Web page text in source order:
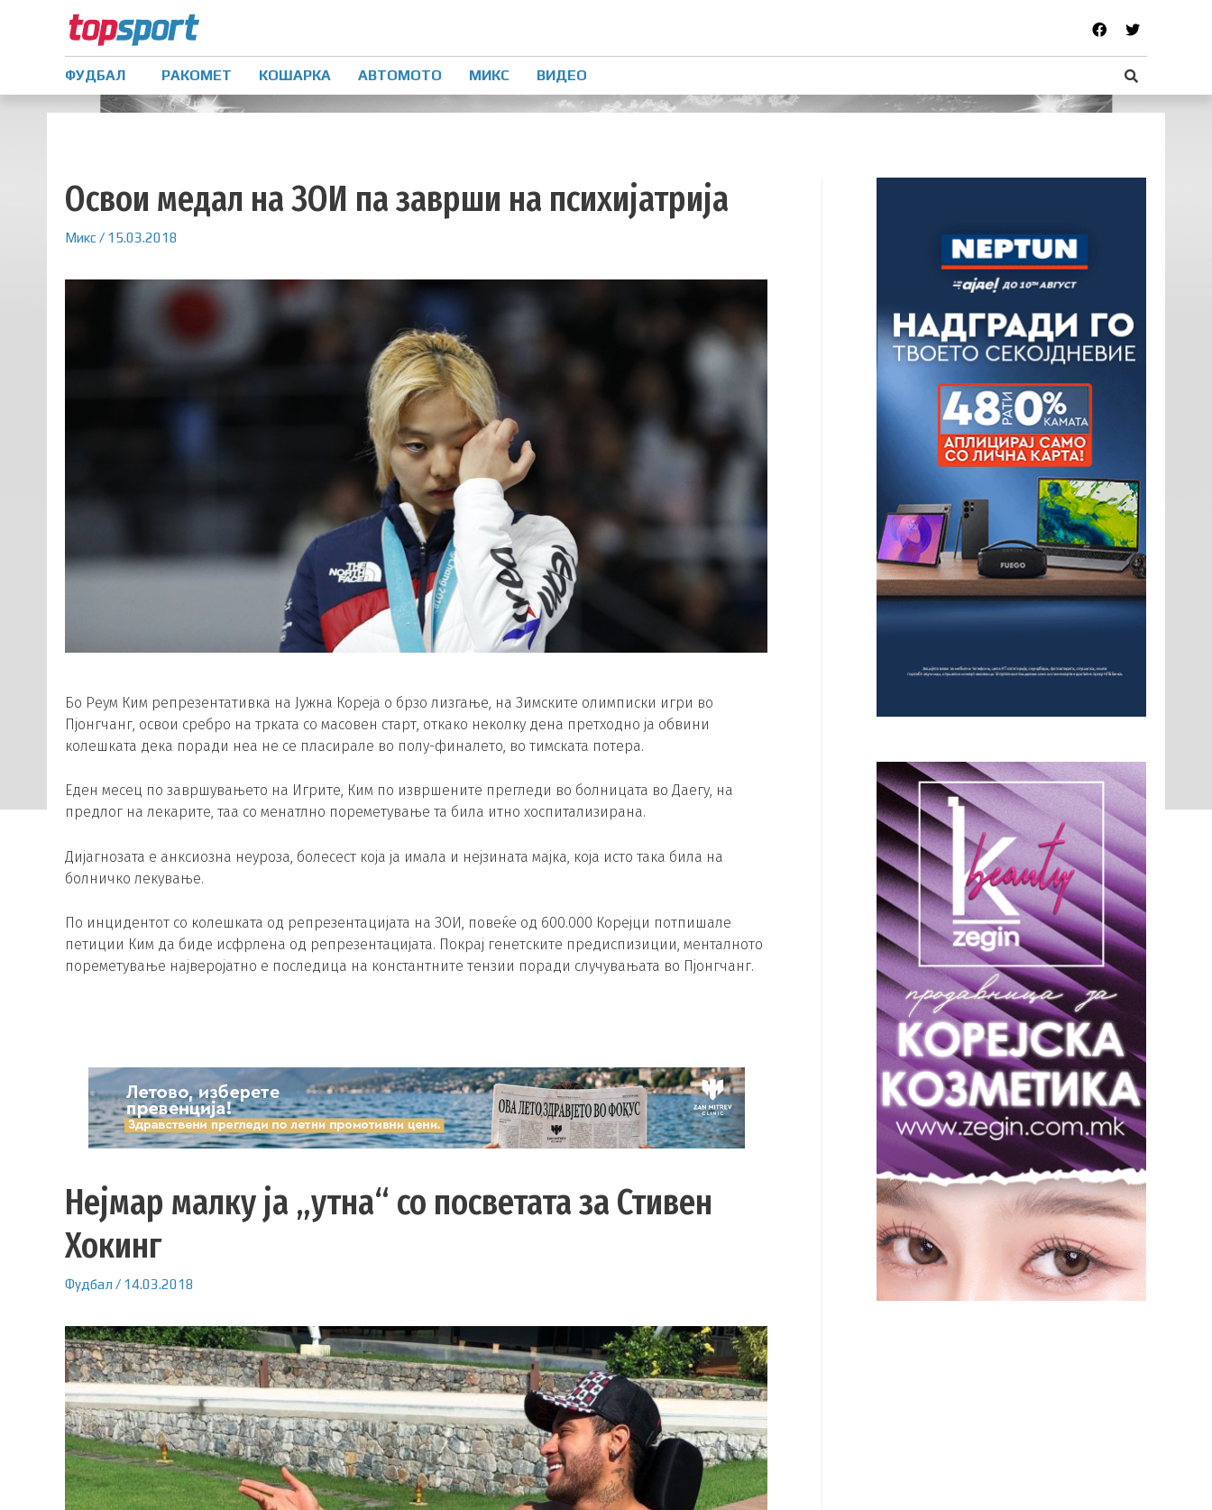
ФУДБАЛ РАКОМЕТ КОШАРКА АВТОМОТО МИКС ВИДЕО
Освои медал на ЗОИ па заврши на психијатрија
Микс/ 15.03.2018
Бо Реум Ким репрезентативка на Јужна Кореја о брзо лизгање, на Зимските олимписки игри во
Пјонгчанг, освои сребро на трката со масовен старт, откако неколку дена претходно ја обвини
колешката дека поради неа не се пласирале во полу-финалето, во тимската потера.
Еден месец по завршувањето на Игрите, Ким по извршените прегледи во болницата во Даегу, на
предлог на лекарите, таа со менатлно пореметување та била итно хоспитализирана.
Дијагнозата е анксиозна неуроза, болесест која ја имала и нејзината мајка, која исто така била на
болничко лекување.
По инцидентот со колешката од репрезентацијата на ЗОИ, повеќе од 600.000 Корејци потпишале
петиции Ким да биде исфрлена од репрезентацијата. Покрај генетските предиспизиции, менталното
пореметување најверојатно е последица на константните тензии поради случувањата во Пјонгчанг.
Нејмар малку ја „утна“ со посветата за Стивен
Хокинг
Фудбал / 14.03.2018